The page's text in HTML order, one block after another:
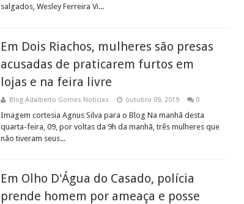
salgados, Wesley Ferreira Vi...
Em Dois Riachos, mulheres são presas
acusadas de praticarem furtos em
lojas e na feira livre
Blog Adalberto Gomes Noticias outubro 09, 2019 0
Imagem cortesia Agnus Silva para o Blog Na manhã desta
quarta-feira, 09, por voltas da 9h da manhã, três mulheres que
não tiveram seus...
Em Olho D'Água do Casado, polícia
prende homem por ameaça e posse